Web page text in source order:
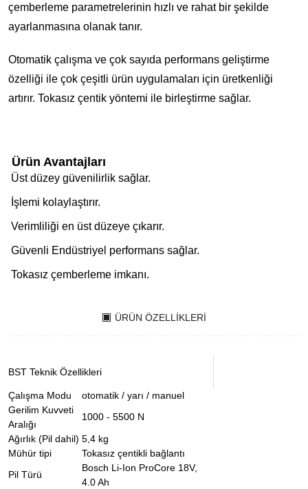
çemberleme parametrelerinin hızlı ve rahat bir şekilde
ayarlanmasına olanak tanır.
Otomatik çalışma ve çok sayıda performans geliştirme
özelliği ile çok çeşitli ürün uygulamaları için üretkenliği
artırır. Tokasız çentik yöntemi ile birleştirme sağlar.
Ürün Avantajları
Üst düzey güvenilirlik sağlar.
İşlemi kolaylaştırır.
Verimliliği en üst düzeye çıkarır.
Güvenli Endüstriyel performans sağlar.
Tokasız çemberleme imkanı.
ÜRÜN ÖZELLIKLERI
BST Teknik Özellikleri
Çalışma Modu
otomatik / yarı / manuel
Gerilim Kuvveti
Aralığı
1000 - 5500 N
Ağırlık (Pil dahil) 5,4 kg
Mühür tipi
Tokasız çentikli bağlantı
Pil Türü
Bosch Li-Ion ProCore 18V,
4.0 Ah